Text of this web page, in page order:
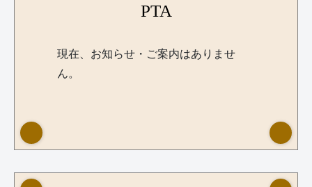
PTA
現在、お知らせ・ご案内はありませ
ん。